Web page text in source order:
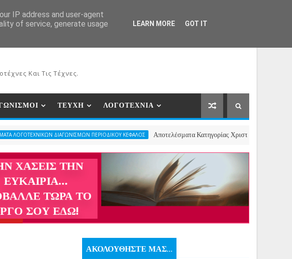
ΣΥΝΕΡΓΑΤΕΣ
Και Τις Τέχνες.
ΤΕΥΧΗ ΛΟΓΟΤΕΧΝΙΑ
ΔΙΑΓΩΝΙΣΜΩΝ ΠΕΡΙΟΔΙΚΟΥ ΚΕΦΑΛΟΣ Αποτελέσματα Κατηγορίας Χριστουγεννιάτικου Ποιήματος-
ΑΚΟΛΟΥΘΗΣΤΕ ΜΑΣ...
IP address and user-agent
of service, generate usage
LEARN MORE GOT IT